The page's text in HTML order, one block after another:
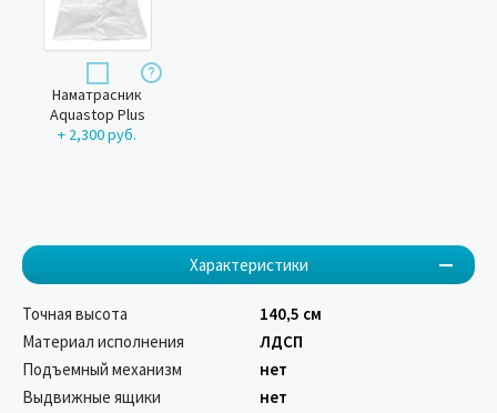
Наматрасник
Aquastop Plus
+ 2,300 руб.
Характеристики
Точная высота
140,5 см
Материал исполнения
ЛДСП
Подъемный механизм
нет
Выдвижные ящики
нет